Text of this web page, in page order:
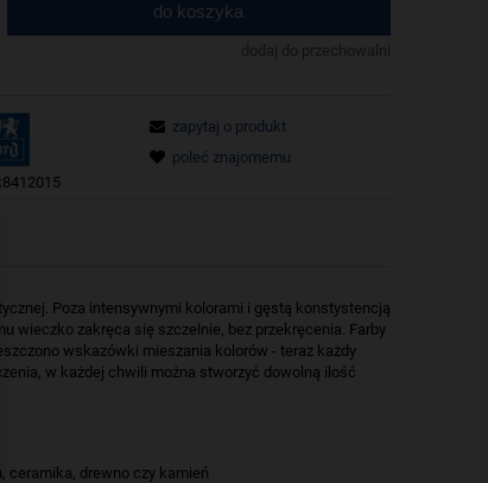
do koszyka
dodaj do przechowalni
zapytaj o produkt
poleć znajomemu
Poza intensywnymi kolorami i gęstą konstystencją
wieczko zakręca się szczelnie, bez przekręcenia. Farby
wskazówki mieszania kolorów - teraz każdy
w każdej chwili można stworzyć dowolną ilość
ceramika, drewno czy kamień